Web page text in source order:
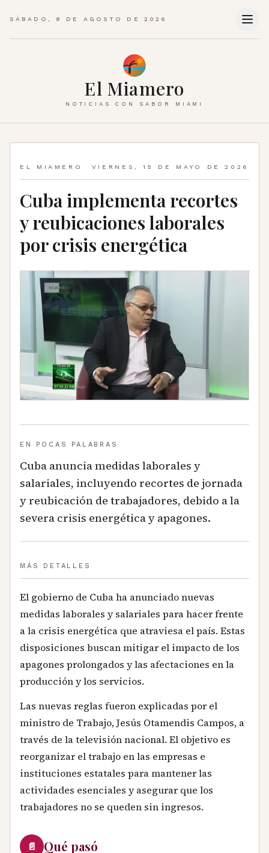
SÁBADO, 8 DE AGOSTO DE 2026
El Miamero
NOTICIAS CON SABOR MIAMI
EL MIAMERO VIERNES, 15 DE MAYO DE 2026
Cuba implementa recortes
y reubicaciones laborales
por crisis energética
EN POCAS PALABRAS
Cuba anuncia medidas laborales y
salariales, incluyendo recortes de jornada
y reubicación de trabajadores, debido a la
severa crisis energética y apagones.
MÁS DETALLES
El gobierno de Cuba ha anunciado nuevas
medidas laborales y salariales para hacer frente
a la crisis energética que atraviesa el país. Estas
disposiciones buscan mitigar el impacto de los
apagones prolongados y las afectaciones en la
producción y los servicios.
Las nuevas reglas fueron explicadas por el
ministro de Trabajo, Jesús Otamendis Campos, a
través de la televisión nacional. El objetivo es
reorganizar el trabajo en las empresas e
instituciones estatales para mantener las
actividades esenciales y asegurar que los
trabajadores no se queden sin ingresos.
📄 Qué pasó